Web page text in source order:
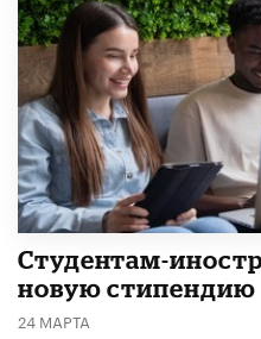
Студентам-
новую стипендию
24 МАРТА